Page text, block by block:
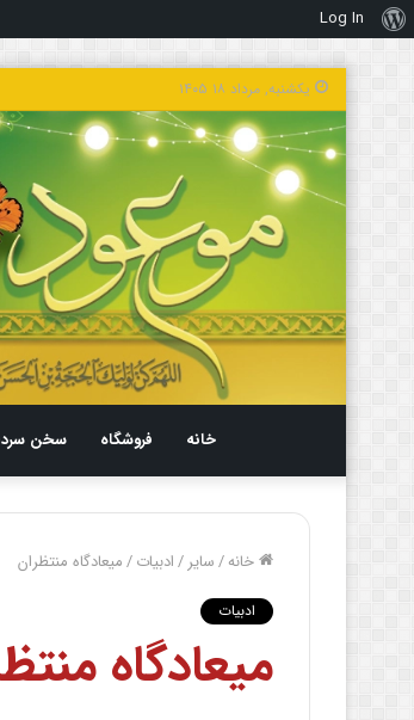
درباره
وردپرس
Log In
یکشنبه, مرداد ۱۸ ۱۴۰۵
خانه فروشگاه سخن
خانه/سایر /ادبیات/میعادگاه منتظران
ادبیات
میعادگاه